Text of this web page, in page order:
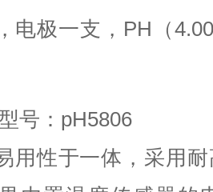
电极一支， PH （4.00
号： pH5806
用性于一体，采用